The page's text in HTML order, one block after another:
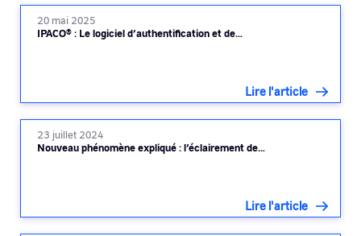
20 mai 2025
IPACO® : Le logiciel d’authentification et de…
Lire l'article
23 juillet 2024
Nouveau phénomène expliqué : l’éclairement de…
Lire l'article